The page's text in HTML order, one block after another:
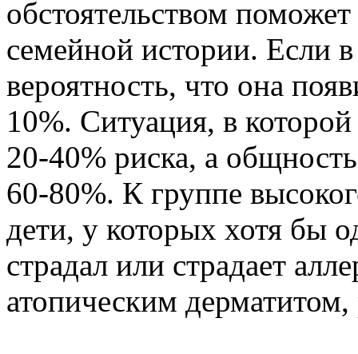
обстоятельством
семейной истории. Если
вероятность, что она
10%. Ситуация, в
20-40% риска, а
60-80%. К группе
дети, у которых хотя бы
страдал или страдает
атопическим